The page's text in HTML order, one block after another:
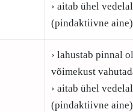
› aitab ühel
(pindaktiivne aine)
› lahustab pinnal
võimekust
› aitab ühel
(pindaktiivne aine)